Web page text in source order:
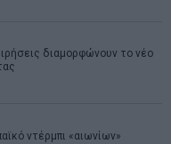
διαμορφώνουν το νέο
ντέρμπι «αιωνίων»